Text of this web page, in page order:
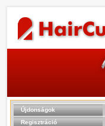
Újdonságok
Regisztráció